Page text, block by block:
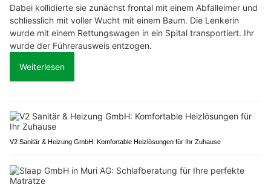
Dabei kollidierte sie zunächst frontal mit einem Abfalleimer und
schliesslich mit voller Wucht mit einem Baum. Die Lenkerin
wurde mit einem Rettungswagen in ein Spital transportiert. Ihr
wurde der Führerausweis entzogen.
Weiterlesen
V2 Sanitär & Heizung GmbH: Komfortable Heizlösungen für Ihr Zuhause